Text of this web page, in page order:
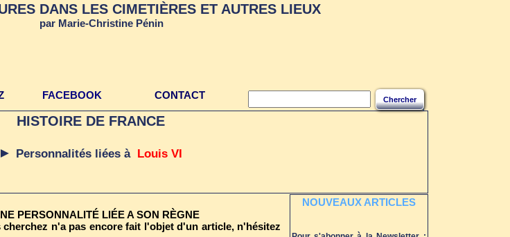
DE FRANCE
Personnalités liées à Louis VI
PERSONNALITÉ LIÉE A SON RÈGNE
n'a pas encore fait l'objet d'un article, n'hésitez
CONTACT Chercher
FACEBOOK
DANS LES CIMETIÈRES ET AUTRES LIEUX
par Marie-Christine Pénin
NOUVEAUX ARTICLES